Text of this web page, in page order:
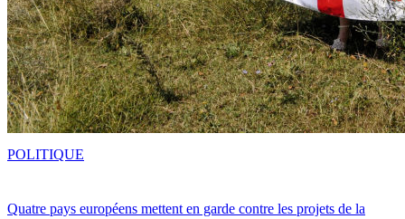
Quatre pays européens mettent en garde contre les projets de la
POLITIQUE